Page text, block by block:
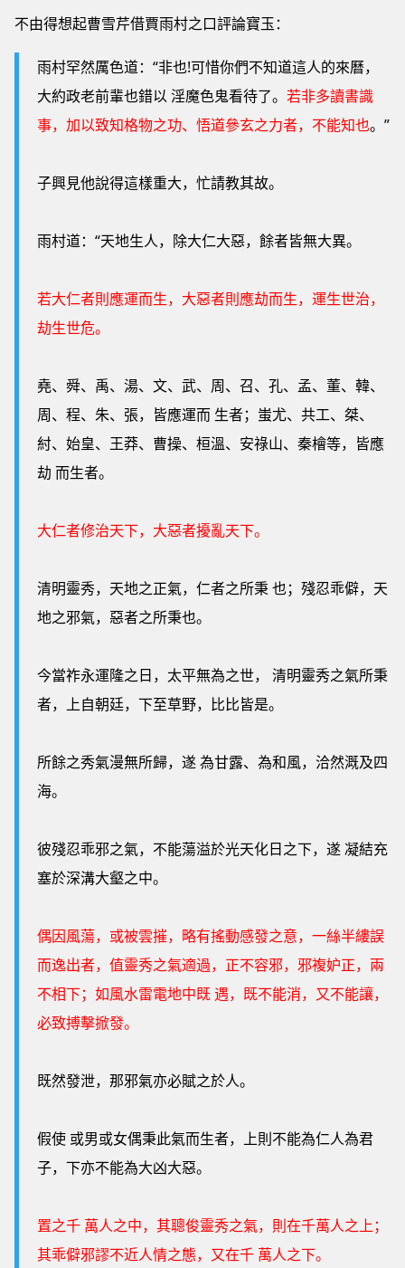
不由得想起曹雪芹借賈雨村之口評論寶玉：
雨村罕然厲色道：“非也!可惜你們不知道這人的來曆，
大約政老前輩也錯以 淫魔色鬼看待了。 若非多讀書識
事，加以致知格物之功、悟道參玄之力者，不能知也。”
子興見他說得這樣重大，忙請教其故。
雨村道：“天地生人，除大仁大惡，餘者皆無大異。
若大仁者則應運而生，大惡者則應劫而生，運生世治，
劫生世危。
堯、舜、禹、湯、文、武、周、召、孔、孟、董、韓、
周、程、朱、張，皆應運而 生者；蚩尤、共工、桀、
紂、始皇、王莽、曹操、桓溫、安祿山、秦檜等，皆應
劫 而生者。
大仁者修治天下，大惡者擾亂天下。
清明靈秀，天地之正氣，仁者之所秉 也；殘忍乖僻，天
地之邪氣，惡者之所秉也。
今當祚永運隆之日，太平無為之世， 清明靈秀之氣所秉
者，上自朝廷，下至草野，比比皆是。
所餘之秀氣漫無所歸，遂 為甘露、為和風，洽然溉及四
海。
彼殘忍乖邪之氣，不能蕩溢於光天化日之下，遂 凝結充
塞於深溝大壑之中。
偶因風蕩，或被雲摧，略有搖動感發之意，一絲半縷誤
而逸出者，值靈秀之氣適過，正不容邪，邪複妒正，兩
不相下；如風水雷電地中既 遇，既不能消，又不能讓，
必致搏擊掀發。
既然發泄，那邪氣亦必賦之於人。
假使 或男或女偶秉此氣而生者，上則不能為仁人為君
子，下亦不能為大凶大惡。
置之千 萬人之中，其聰俊靈秀之氣，則在千萬人之上；
其乖僻邪謬不近人情之態，又在千 萬人之下。